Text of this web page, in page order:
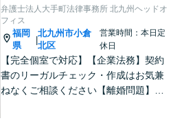
弁護士法人大手町法律事務所 北九州ヘッドオ
フィス
福岡
県
|
北九州市小倉
北区
営業時間：本日定
休日
【完全個室で対応】【企業法務】契約
書のリーガルチェック・作成はお気兼
ねなくご相談ください【離婚問題】不